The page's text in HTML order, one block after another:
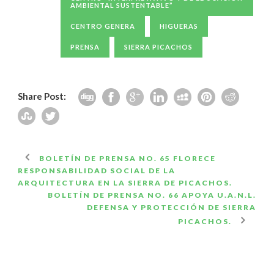
AMBIENTAL SUSTENTABLE”
CENTRO GENERA HIGUERAS
PRENSA SIERRA PICACHOS
Share Post:
BOLETÍN DE PRENSA NO. 65 FLORECE
RESPONSABILIDAD SOCIAL DE LA
ARQUITECTURA EN LA SIERRA DE PICACHOS.
BOLETÍN DE PRENSA NO. 66 APOYA U.A.N.L.
DEFENSA Y PROTECCIÓN DE SIERRA
PICACHOS.